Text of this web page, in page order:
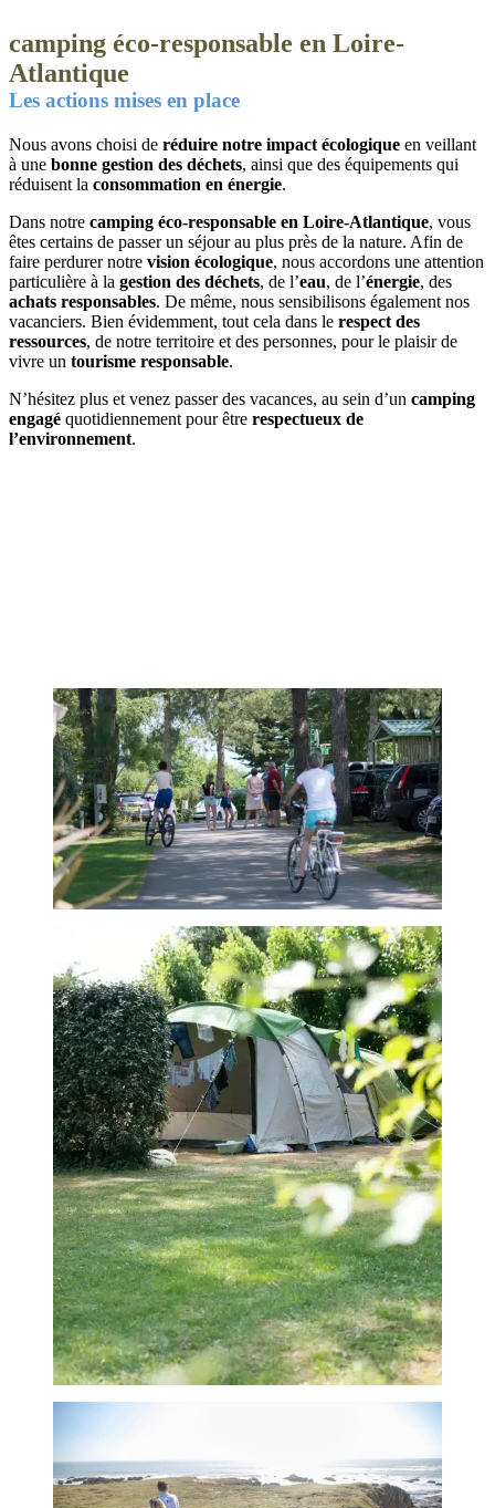
Les actions mises en place
camping éco-responsable en Loire-
Atlantique
Nous avons choisi de réduire notre impact écologique en veillant
à une bonne gestion des déchets, ainsi que des équipements qui
réduisent la consommation en énergie.
Dans notre camping éco-responsable en Loire-Atlantique, vous
êtes certains de passer un séjour au plus près de la nature. Afin de
faire perdurer notre vision écologique, nous accordons une attention
particulière à la gestion des déchets, de l’eau, de l’énergie, des
achats responsables. De même, nous sensibilisons également nos
vacanciers. Bien évidemment, tout cela dans le respect des
ressources, de notre territoire et des personnes, pour le plaisir de
vivre un tourisme responsable.
N’hésitez plus et venez passer des vacances, au sein d’un camping
engagé quotidiennement pour être respectueux de
l’environnement.